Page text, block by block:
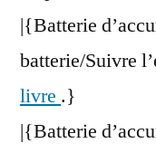
|{Batterie
batterie/Suivre
livre .}
|{Batterie